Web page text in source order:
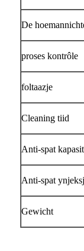
De
proses kontrôle
foltaazje
Cleaning tiid
Anti-spat
Anti-spat
Gewicht